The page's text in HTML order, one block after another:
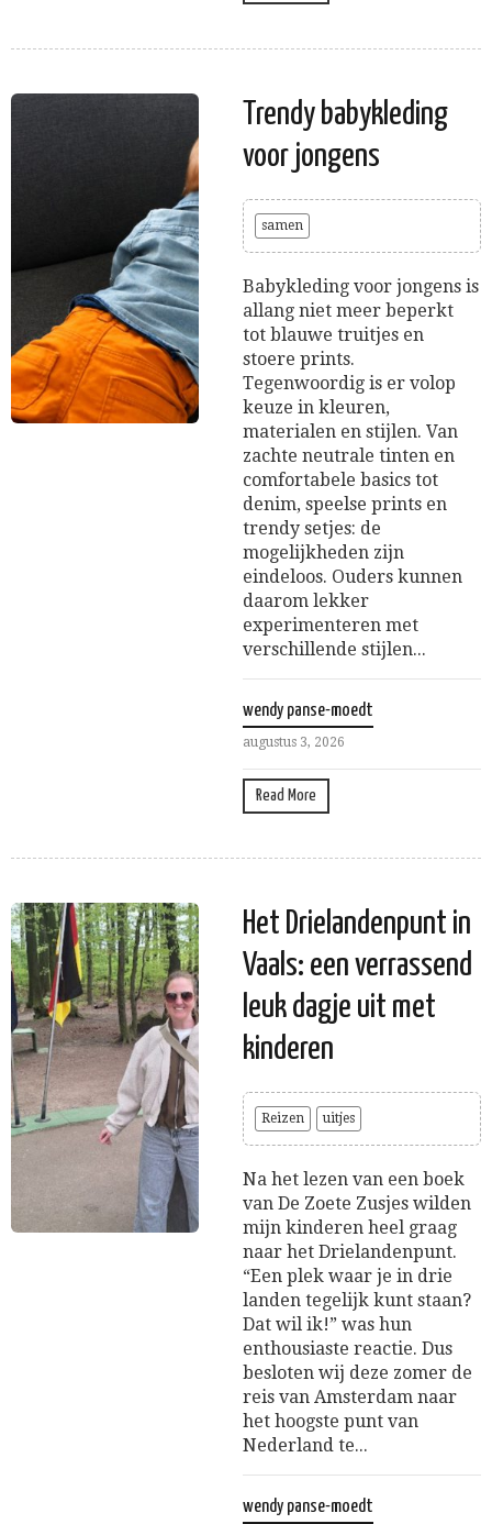
Trendy babykleding
voor jongens
samen
Babykleding voor jongens is
allang niet meer beperkt
tot blauwe truitjes en
stoere prints.
Tegenwoordig is er volop
keuze in kleuren,
materialen en stijlen. Van
zachte neutrale tinten en
comfortabele basics tot
denim, speelse prints en
trendy setjes: de
mogelijkheden zijn
eindeloos. Ouders kunnen
daarom lekker
experimenteren met
verschillende stijlen...
wendy panse-moedt
augustus 3, 2026
Read More
Het Drielandenpunt in
Vaals: een verrassend
leuk dagje uit met
kinderen
Reizen uitjes
Na het lezen van een boek
van De Zoete Zusjes wilden
mijn kinderen heel graag
naar het Drielandenpunt.
“Een plek waar je in drie
landen tegelijk kunt staan?
Dat wil ik!” was hun
enthousiaste reactie. Dus
besloten wij deze zomer de
reis van Amsterdam naar
het hoogste punt van
Nederland te...
wendy panse-moedt